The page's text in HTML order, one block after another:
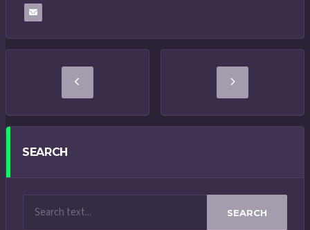
SEARCH
SEARCH